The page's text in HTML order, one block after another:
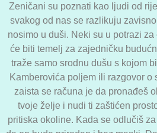
Zeničani su poznati kao ljudi od
svakog od nas se razlikuju
nosimo u duši. Neki su u potrazi za
će biti temelj za zajedničku
traže samo srodnu dušu s kojom
Kamberovića poljem ili razgovor o
zaista se računa je da pronađeš
tvoje želje i nudi ti zaštićen
pritiska okoline. Kada se odlučiš